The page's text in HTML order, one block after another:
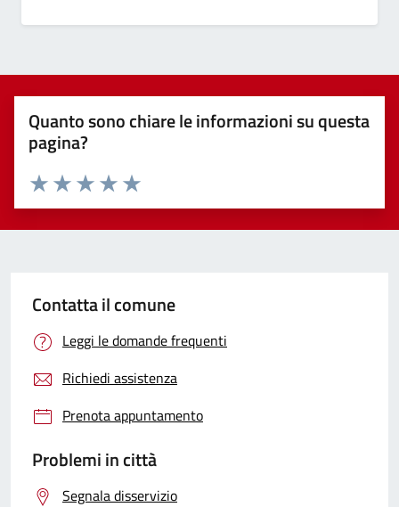
Quanto sono chiare le informazioni su questa
pagina?
Valuta 5 stelle su 5
Valuta 4 stelle su 5
Valuta 3 stelle su 5
Valuta 2 stelle su 5
Valuta 1 stelle su 5
Contatta il comune
Leggi le domande frequenti
Richiedi assistenza
Prenota appuntamento
Problemi in città
Segnala disservizio